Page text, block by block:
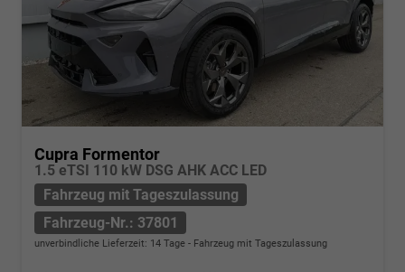
Cupra Formentor
1.5 eTSI 110 kW DSG AHK ACC LED
Fahrzeug mit Tageszulassung
Fahrzeug-Nr.: 37801
unverbindliche Lieferzeit: 14 Tage Fahrzeug mit Tageszulassung